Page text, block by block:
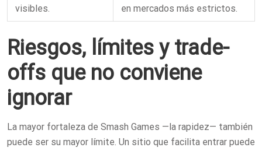
visibles.
en mercados más estrictos.
Riesgos, límites y trade-
offs que no conviene
ignorar
La mayor fortaleza de Smash Games —la rapidez— también
puede ser su mayor límite. Un sitio que facilita entrar puede